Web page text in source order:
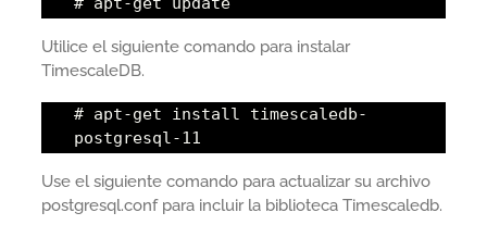
Utilice el siguiente comando para instalar
TimescaleDB.
# apt-get install timescaledb-
postgresql-11
Use el siguiente comando para actualizar su archivo
postgresql.conf para incluir la biblioteca Timescaledb.